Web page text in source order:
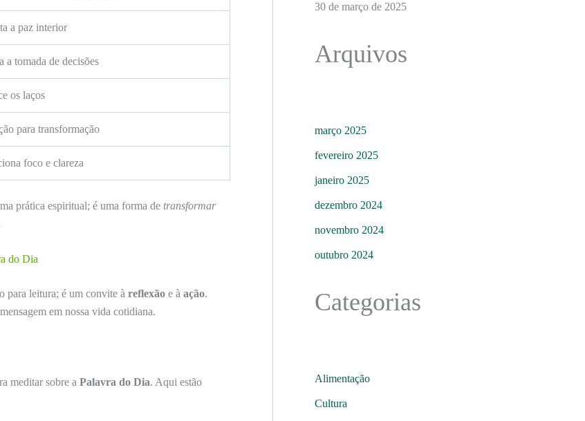
a paz interior
a tomada de decisões
os laços
para transformação
foco e clareza
prática espiritual; é uma forma de transformar
do Dia
para leitura; é um convite à reflexão e à ação.
em nossa vida cotidiana.
meditar sobre a Palavra do Dia. Aqui estão
30 de março de 2025
Arquivos
março 2025
fevereiro 2025
janeiro 2025
dezembro 2024
novembro 2024
outubro 2024
Categorias
Alimentação
Cultura